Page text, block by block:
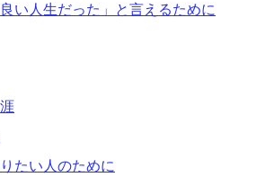
い人生だった」と言えるために
たい人のために